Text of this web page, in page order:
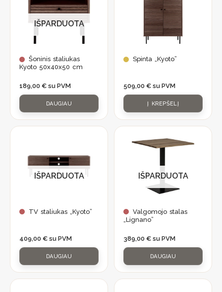
IŠPARDUOTA
Šoninis staliukas
Kyoto 50x40x50 cm
189,00 € su PVM
DAUGIAU
Spinta „Kyoto”
509,00 € su PVM
Į KREPŠELĮ
IŠPARDUOTA
TV staliukas „Kyoto”
409,00 € su PVM
DAUGIAU
IŠPARDUOTA
Valgomojo stalas
„Lignano”
389,00 € su PVM
DAUGIAU